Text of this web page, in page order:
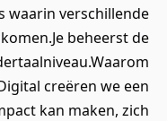
waarin verschillende
beheerst de
creëren we een
kan maken, zich